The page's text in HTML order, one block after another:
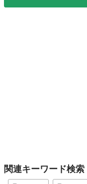
関連キーワード検索